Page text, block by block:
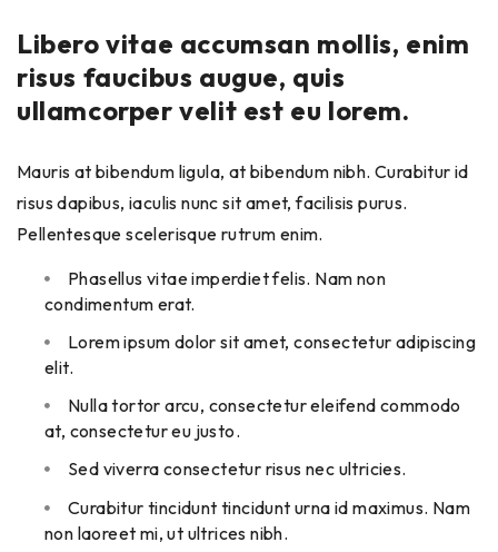
Libero vitae accumsan mollis, enim
risus faucibus augue, quis
ullamcorper velit est eu lorem.
Mauris at bibendum ligula, at bibendum nibh. Curabitur id
risus dapibus, iaculis nunc sit amet, facilisis purus.
Pellentesque scelerisque rutrum enim.
Phasellus vitae imperdiet felis. Nam non
condimentum erat.
Lorem ipsum dolor sit amet, consectetur adipiscing
elit.
Nulla tortor arcu, consectetur eleifend commodo
at, consectetur eu justo.
Sed viverra consectetur risus nec ultricies.
Curabitur tincidunt tincidunt urna id maximus. Nam
non laoreet mi, ut ultrices nibh.